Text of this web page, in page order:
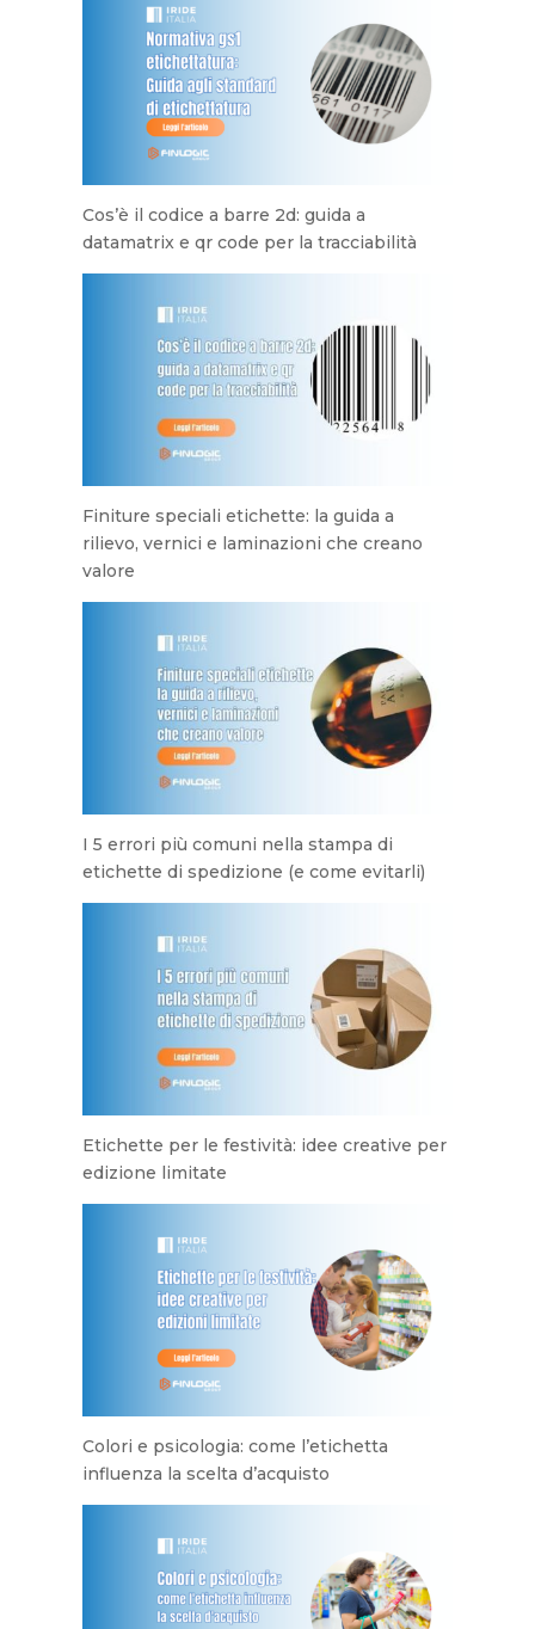
Cos’è il codice a barre 2d: guida a
datamatrix e qr code per la tracciabilità
Finiture speciali etichette: la guida a
rilievo, vernici e laminazioni che creano
valore
I 5 errori più comuni nella stampa di
etichette di spedizione (e come evitarli)
Etichette per le festività: idee creative per
edizione limitate
Colori e psicologia: come l’etichetta
influenza la scelta d’acquisto